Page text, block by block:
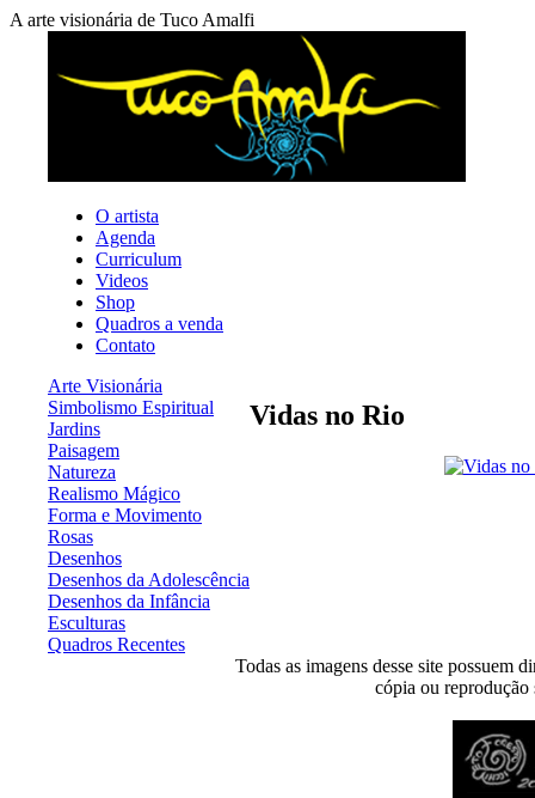
A arte visionária de Tuco Amalfi
O artista
Agenda
Curriculum
Videos
Shop
Quadros a venda
Contato
Arte Visionária
Simbolismo Espiritual
Jardins
Paisagem
Natureza
Realismo Mágico
Forma e Movimento
Rosas
Desenhos
Desenhos da Adolescência
Desenhos da Infância
Esculturas
Quadros Recentes
Vidas no Rio
Todas as imagens desse site possuem
cópia ou reprodução